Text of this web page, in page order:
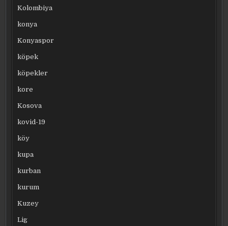
Kolombiya
konya
Konyaspor
köpek
köpekler
kore
Kosova
kovid-19
köy
kupa
kurban
kurum
Kuzey
Lig